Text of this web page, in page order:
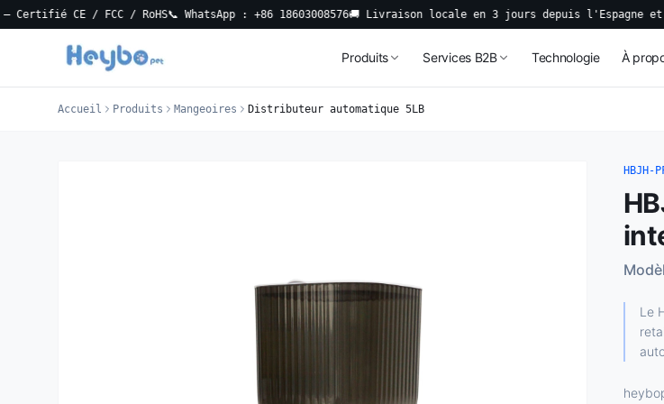
CE / FCC / RoHS📞 WhatsApp : +86 18603008576🚚 Livraison locale en 3 jours depuis l'Espagne et
Produits Services B2B Technologie À
Accueil Produits Mangeoires Distributeur automatique 5LB
HBJH-
Le